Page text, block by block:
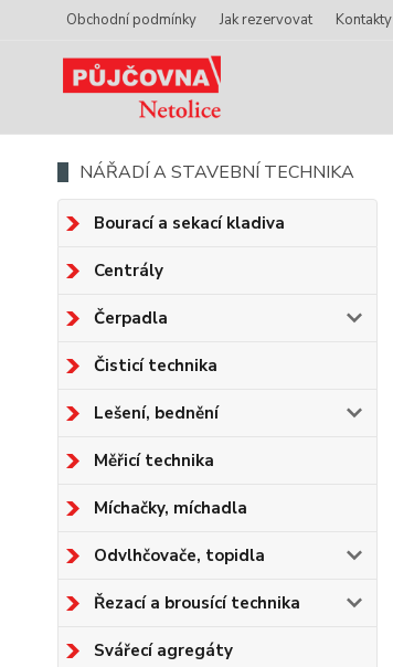
Obchodní podmínky Jak rezervovat Kontakty
NÁŘADÍ A STAVEBNÍ TECHNIKA
Bourací a sekací kladiva
Centrály
Čerpadla
Čisticí technika
Lešení, bednění
Měřicí technika
Míchačky, míchadla
Odvlhčovače, topidla
Řezací a brousící technika
Svářecí agregáty